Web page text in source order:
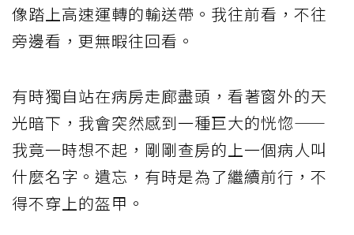
像踏上高速運轉的輸送帶。我往前看，不往
旁邊看，更無暇往回看。
有時獨自站在病房走廊盡頭，看著窗外的天
光暗下，我會突然感到一種巨大的恍惚——
我竟一時想不起，剛剛查房的上一個病人叫
什麼名字。遺忘，有時是為了繼續前行，不
得不穿上的盔甲。